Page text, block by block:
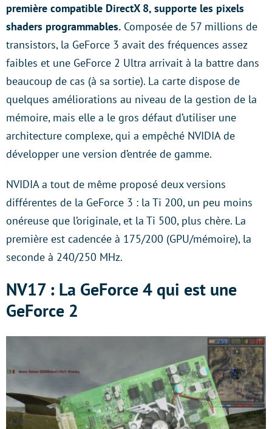
première compatible DirectX 8, supporte les pixels
shaders programmables. Composée de 57 millions de
transistors, la GeForce 3 avait des fréquences assez
faibles et une GeForce 2 Ultra arrivait à la battre dans
beaucoup de cas (à sa sortie). La carte dispose de
quelques améliorations au niveau de la gestion de la
mémoire, mais elle a le gros défaut d’utiliser une
architecture complexe, qui a empêché NVIDIA de
développer une version d’entrée de gamme.
NVIDIA a tout de même proposé deux versions
différentes de la GeForce 3 : la Ti 200, un peu moins
onéreuse que l’originale, et la Ti 500, plus chère. La
première est cadencée à 175/200 (GPU/mémoire), la
seconde à 240/250 MHz.
NV17 : La GeForce 4 qui est une
GeForce 2